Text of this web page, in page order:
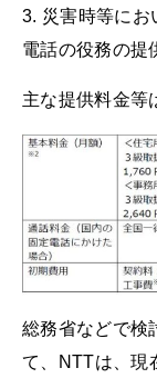
3. 災害時等にお
電話の役務の提
主な提供料金等
総務省などで検
て、NTTは、現